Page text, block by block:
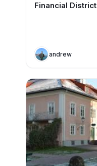
Financial District
andrew